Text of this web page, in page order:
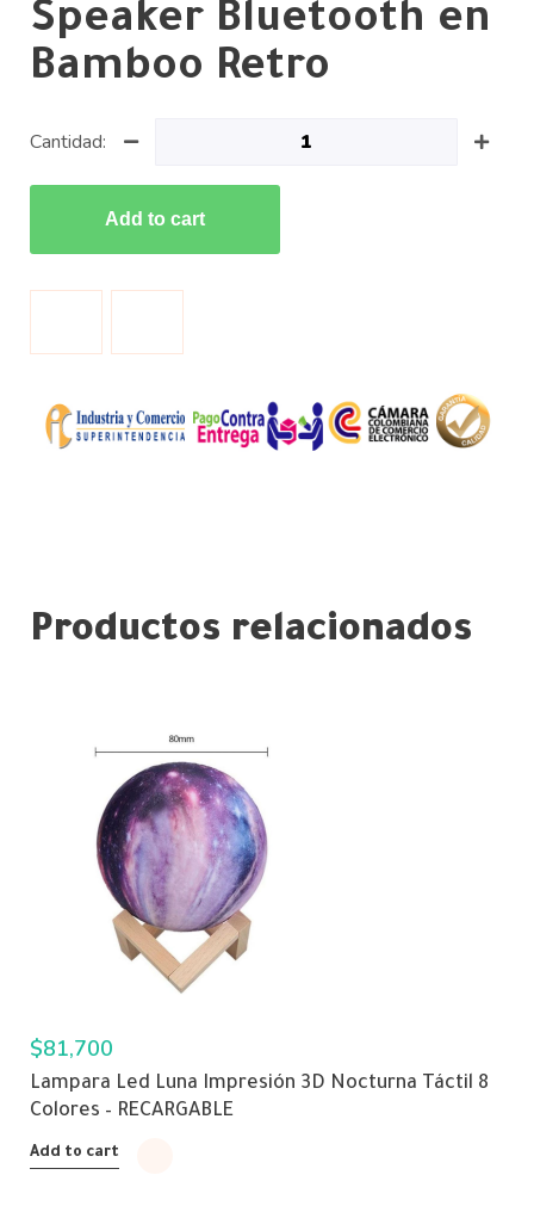
Speaker Bluetooth en
Bamboo Retro
Cantidad:
Add to cart
Productos relacionados
$81,700
Lampara Led Luna Impresión 3D Nocturna Táctil 8
Colores – RECARGABLE
Add to cart